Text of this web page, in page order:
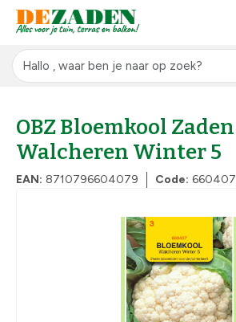
OBZ Bloemkool Zaden
Walcheren Winter 5
EAN: 8710796604079 Code: 660407